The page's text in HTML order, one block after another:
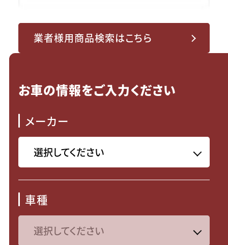
業者様用商品検索はこちら
お車の情報をご入力ください
メーカー
車種